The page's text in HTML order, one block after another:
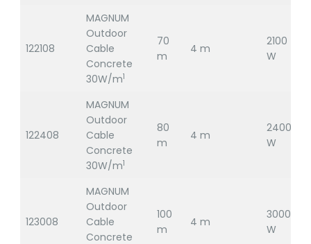
122108
MAGNUM
Outdoor
Cable
Concrete
30W/m1
70
m
4 m
2100
W
122408
MAGNUM
Outdoor
Cable
Concrete
30W/m1
80
m
4 m
2400
W
123008
MAGNUM
Outdoor
Cable
Concrete
100
m
4 m
3000
W